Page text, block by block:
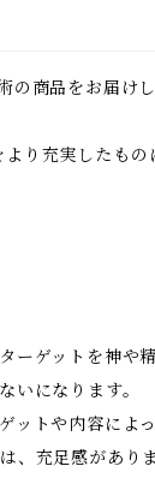
商品をお届けし
り充実したもの
ゲットを神や
いになります。
ットや内容によ
、充足感がありま